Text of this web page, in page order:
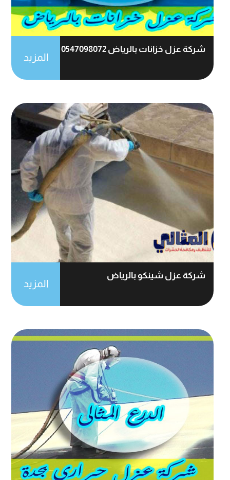
شركة عزل خزانات بالرياض 0547098072
المزيد
شركة عزل شينكو بالرياض
المزيد